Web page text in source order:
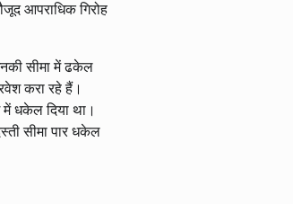
आपराधिक गिरोह
सीमा में ढकेल
करा रहे हैं।
में धकेल दिया था।
सीमा पार धकेल